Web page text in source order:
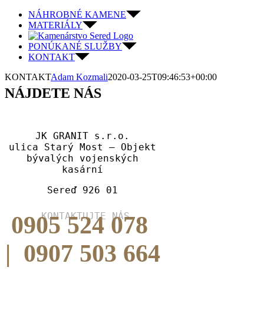
Skip
content
NÁHROBNÉ KAMENE
MATERIÁLY
PONÚKANÉ SLUŽBY
KONTAKT
KONTAKTAdam Kozmali2020-03-25T09:46:53+00:00
NÁJDETE NÁS
JK GRANIT s.r.o.
ulica Starý Most – Objekt
bývalých vojenských
kasární
Sereď 926 01
KONTAKTUJTE NÁS
0905 524 078
| 0907 503 664